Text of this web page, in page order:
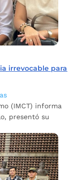
irrevocable para
(IMCT) informa
presentó su